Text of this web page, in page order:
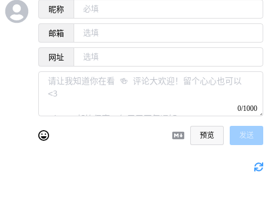
昵称
邮箱
网址
0/1000
预览 发送